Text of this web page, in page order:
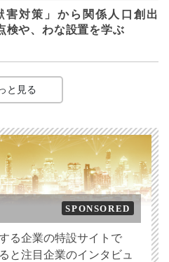
対策」から関係人口創出
検や、わな設置を学ぶ
と見る
SPONSORED
る企業の特設サイトで
と注目企業のインタビュ